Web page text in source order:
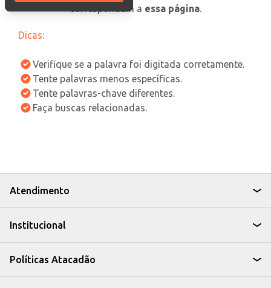
correspondam a essa página.
Dicas:
Verifique se a palavra foi digitada corretamente.
Tente palavras menos específicas.
Tente palavras-chave diferentes.
Faça buscas relacionadas.
Atendimento
Institucional
Políticas Atacadão